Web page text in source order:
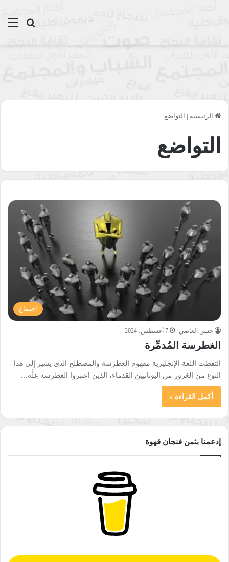
بحث
الرئيسية | التواضع
التواضع
اجتماع
حسن العاصي 7 أغسطس، 2024
الغطرسة المُدمِّرة
التقطت اللغة الإنجليزية مفهوم الغطرسة والمصطلح الذي يشير إلى هذا
النوع من الغرور من اليونانيين القدماء، الذين اعتبروا الغطرسة عِلَّة…
أكمل القراءة »
إدعمنا بثمن فنجان قهوة